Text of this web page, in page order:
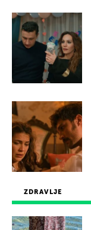
ZDRAVLJE